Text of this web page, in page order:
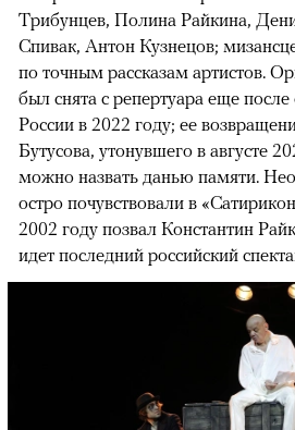
Трибунцев, Полина Райкина,
Спивак, Антон Кузнецов;
по точным рассказам артистов.
был снята с репертуара еще
России в 2022 году; ее
Бутусова, утонувшего в августе
можно назвать данью памяти.
остро почувствовали в
2002 году позвал Константин
идет последний российский